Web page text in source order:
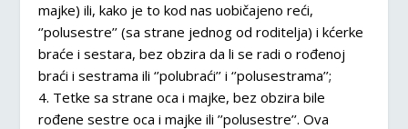
majke) ili, kako je to kod nas uobičajeno reći,
‘’polusestre’’ (sa strane jednog od roditelja) i kćerke
braće i sestara, bez obzira da li se radi o rođenoj
braći i sestrama ili ‘’polubraći’’ i ‘’polusestrama’’;
4. Tetke sa strane oca i majke, bez obzira bile
rođene sestre oca i majke ili ’’polusestre’’. Ova